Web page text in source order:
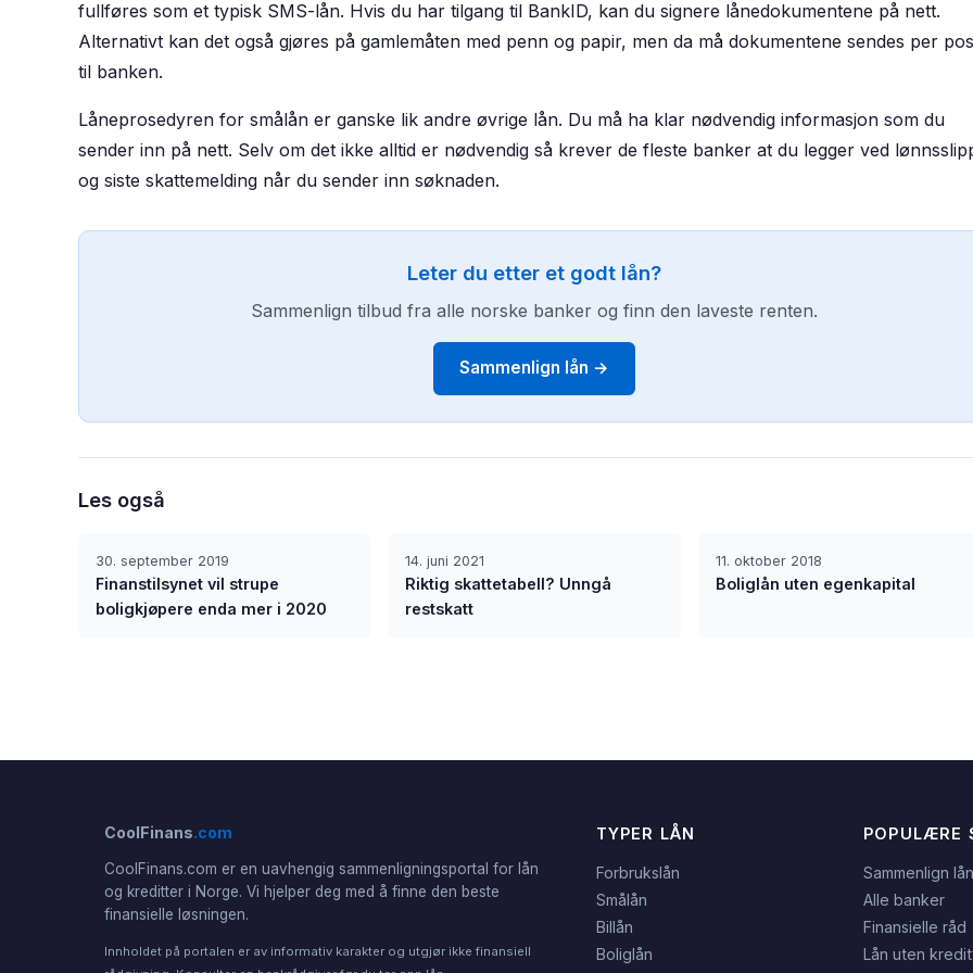
fullføres som et typisk SMS-lån. Hvis du har tilgang til BankID, kan du signere lånedokumentene på nett.
Alternativt kan det også gjøres på gamlemåten med penn og papir, men da må dokumentene sendes per
til banken.
Låneprosedyren for smålån er ganske lik andre øvrige lån. Du må ha klar nødvendig informasjon som du
sender inn på nett. Selv om det ikke alltid er nødvendig så krever de fleste banker at du legger ved
og siste skattemelding når du sender inn søknaden.
Leter du etter et godt lån?
Sammenlign tilbud fra alle norske banker og finn den laveste renten.
Sammenlign lån →
Les også
30. september 2019
Finanstilsynet vil strupe
boligkjøpere enda mer i 2020
14. juni 2021
Riktig skattetabell? Unngå
restskatt
11. oktober 2018
Boliglån uten egenkapital
CoolFinans.com
CoolFinans.com er en uavhengig sammenligningsportal for lån
og kreditter i Norge. Vi hjelper deg med å finne den beste
finansielle løsningen.
Innholdet på portalen er av informativ karakter og utgjør ikke finansiell
TYPER LÅN
Forbrukslån
Smålån
Billån
Boliglån
POPULÆRE
Sammenlign
Alle banker
Finansielle råd
Lån uten